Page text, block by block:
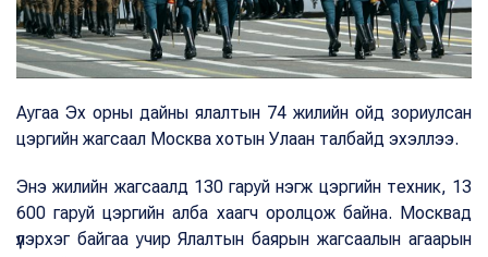
Аугаа Эх орны дайны ялалтын 74 жилийн ойд зориулсан
цэргийн жагсаал Москва хотын Улаан талбайд эхэллээ.
Энэ жилийн жагсаалд 130 гаруй нэгж цэргийн техник, 13
600 гаруй цэргийн алба хаагч оролцож байна. Москвад
үүлэрхэг байгаа учир Ялалтын баярын жагсаалын агаарын